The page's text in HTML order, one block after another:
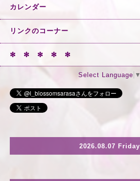
カレンダー
リンクのコーナー
✻ ✻ ✻ ✻ ✻
Select Language ▼
2026.08.07 Friday